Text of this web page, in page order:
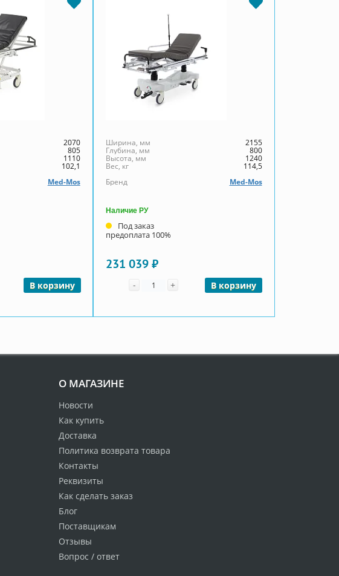
2070
805
1110
102,1
Med-Mos
В корзину
Ширина, мм 2155
Глубина, мм 800
Высота, мм 1240
Вес, кг
114,5
Бренд
Med-Mos
Наличие РУ
Под заказ
предоплата 100%
231 039 ₽
- Количество
+ В корзину
О МАГАЗИНЕ
Новости
Как купить
Доставка
Политика возврата товара
Контакты
Реквизиты
Как сделать заказ
Блог
Поставщикам
Отзывы
Вопрос / ответ